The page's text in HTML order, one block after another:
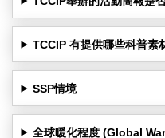
TCCIP 有提供哪些科普素
SSP情境
全球暖化程度 (Global